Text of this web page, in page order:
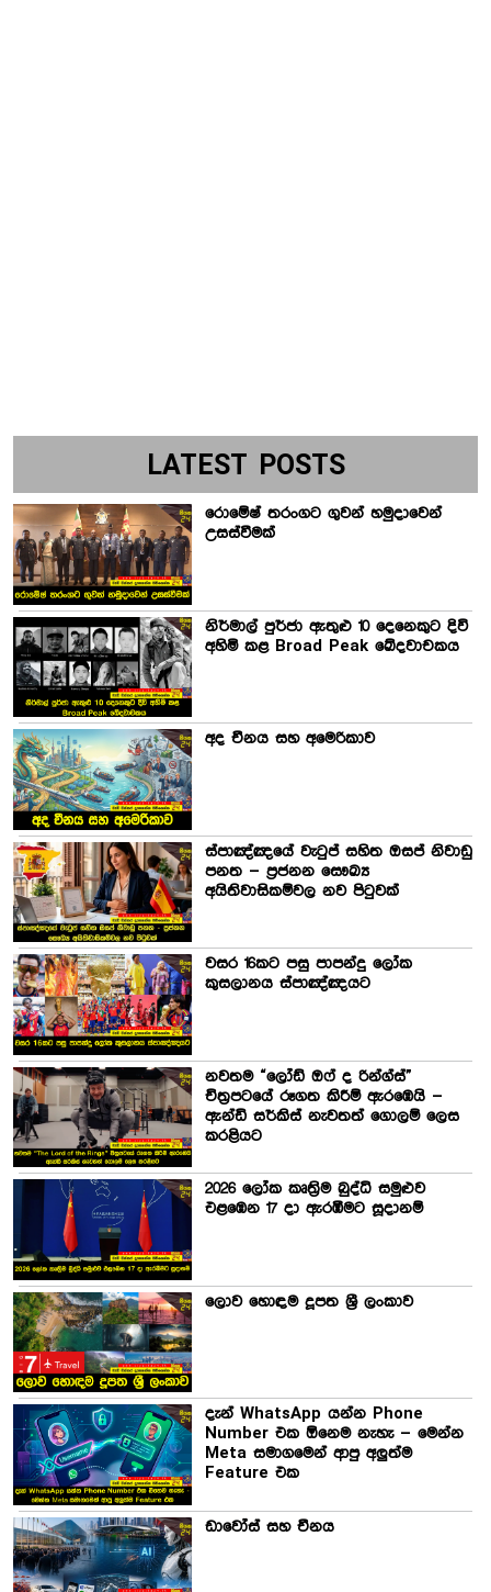
LATEST POSTS
රොමේෂ් තරංගට ගුවන් හමුදාවෙන්
උසස්වීමක්
නිර්මාල් පුර්ජා ඇතුළු 10 දෙනෙකුට දිවි
අහිමි කළ Broad Peak ඛේදවාචකය
අද චීනය සහ අමෙරිකාව
ස්පාඤ්ඤයේ වැටුප් සහිත ඔසප් නිවාඩු
පනත – ප්‍රජනන සෞඛ්‍ය
අයිතිවාසිකම්වල නව පිටුවක්
වසර 16කට පසු පාපන්දු ලෝක
කුසලානය ස්පාඤ්ඤයට
නවතම “ලෝඩ් ඔෆ් ද රින්ග්ස්”
චිත්‍රපටයේ රූගත කිරීම් ඇරඹෙයි –
ඇන්ඩි සර්කිස් නැවතත් ගොලම් ලෙස
කරළියට
2026 ලෝක කෘත්‍රිම බුද්ධි සමුළුව
එළඹෙන 17 දා ඇරඹීමට සූදානම්
ලොව හොඳම දූපත ශ්‍රී ලංකාව
දැන් WhatsApp යන්න Phone
Number එක ඕනෙම නැහැ – මෙන්න
Meta සමාගමෙන් ආපු අලුත්ම
Feature එක
ඩාවෝස් සහ චීනය